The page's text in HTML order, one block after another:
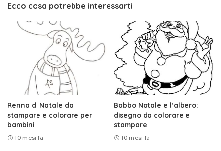
Ecco cosa potrebbe interessarti
Renna di Natale da
stampare e colorare per
bambini
10 mesi fa
Babbo Natale e l’albero:
disegno da colorare e
stampare
10 mesi fa